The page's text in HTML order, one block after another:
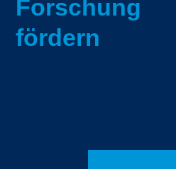
Forschung
fördern